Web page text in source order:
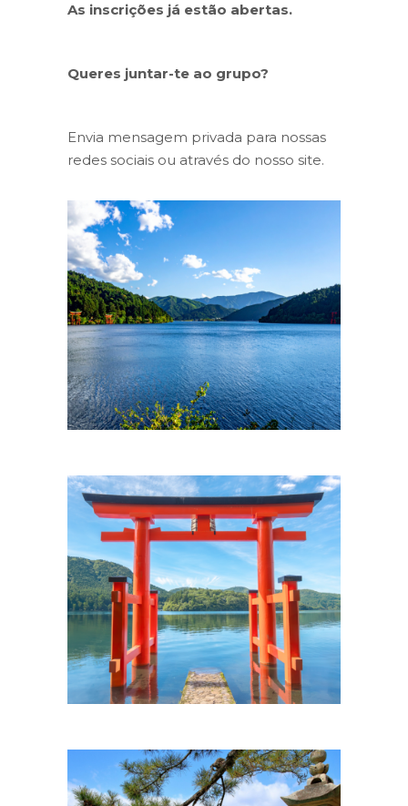
As inscrições já estão abertas.
Queres juntar-te ao grupo?
Envia mensagem privada para nossas
redes sociais ou através do nosso site.